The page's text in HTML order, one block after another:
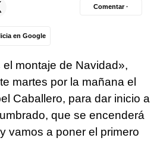
en Google
Comentar ·
el montaje de Navidad»,
martes por la mañana el
Caballero, para dar inicio a
que se encenderá
vamos a poner el primero